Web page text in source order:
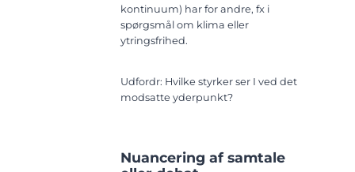
kontinuum) har for andre, fx i
spørgsmål om klima eller
ytringsfrihed.
Udfordr: Hvilke styrker ser I ved det
modsatte yderpunkt?
Nuancering af samtale